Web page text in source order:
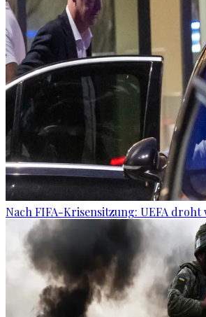
Nach FIFA-Krisensitzung: UEFA